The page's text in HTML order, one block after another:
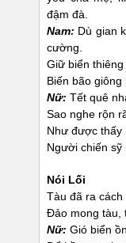
đậm đà.
Nam: Dù gian
cường.
Giữ biển
Biến bão
Nữ: Tết quê
Sao nghe rộn
Như được thấy
Người chiến sỹ
Nói Lối
Tàu đã ra
Đảo mong tàu,
Nữ: Gió biển